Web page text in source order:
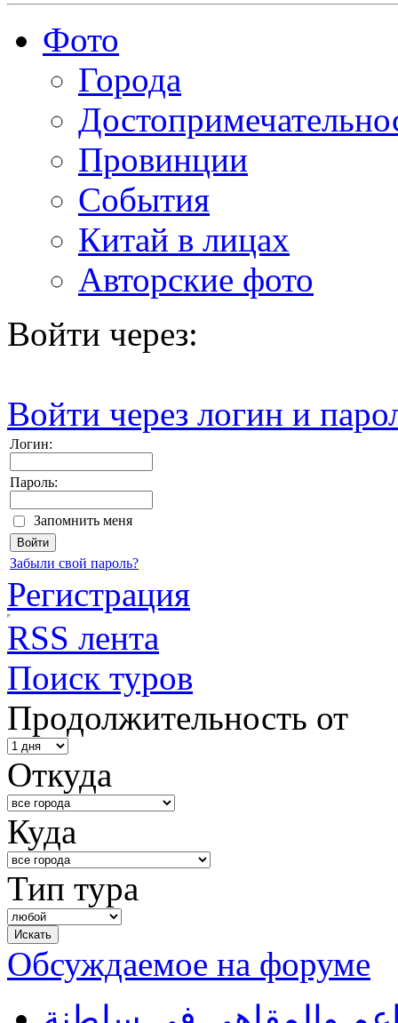
Фото
Города
Провинции
События
Китай в лицах
Авторские фото
Войти через:
Войти через логин и
Логин:
Пароль:
Запомнить меня
Забыли свой пароль?
Регистрация
RSS лента
Поиск туров
Продолжительность от
Откуда
Куда
Тип тура
Обсуждаемое на форуме